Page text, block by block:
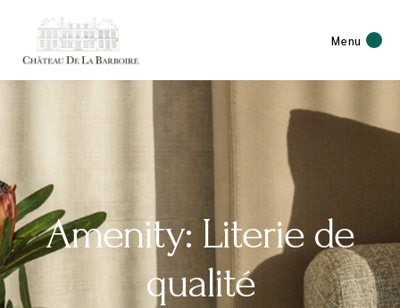
Menu
Amenity: Literie de
qualité